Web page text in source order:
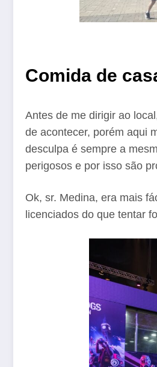
Comida de
Antes de me dirigir ao
de acontecer, porém aqui
desculpa é sempre a
perigosos e por isso são
Ok, sr. Medina, era mais
licenciados do que tentar